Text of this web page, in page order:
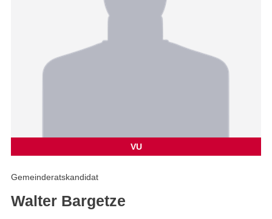
VU
Gemeinderatskandidat
Walter Bargetze